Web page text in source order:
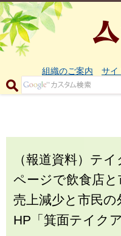
組織のご案内 サイ
（報道資料）テ
ページで飲食店
売上減少と市民
HP「箕面テイク